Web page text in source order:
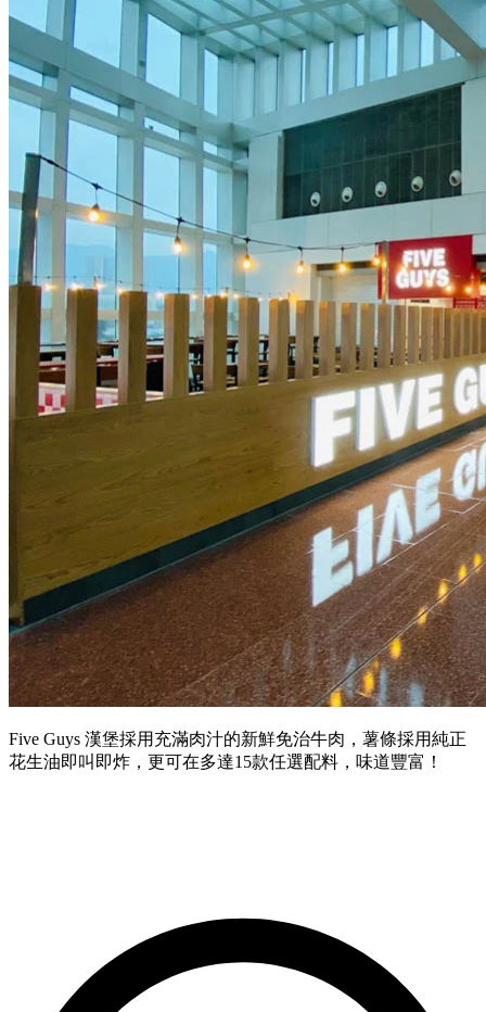
Five Guys 漢堡採用 充滿肉汁的新鮮免治牛肉，薯條採用純正
花生油即叫即炸，更可在多達15款任選配料，味道豐富！